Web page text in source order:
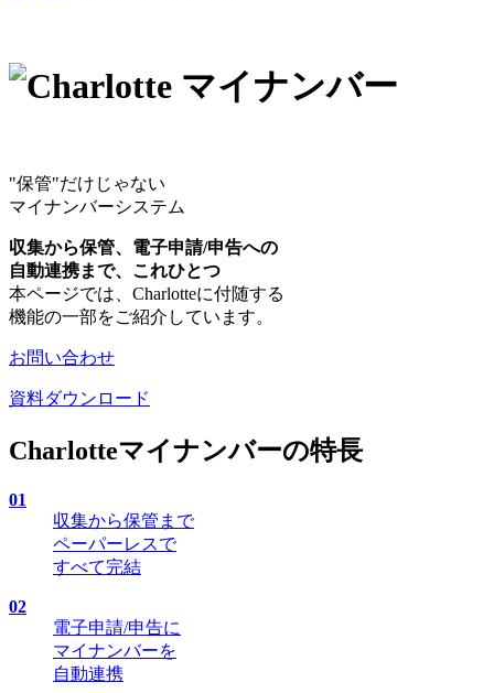
"保管"だけじゃない
マイナンバーシステム
収集から保管、電子申請/申告への
自動連携まで、これひとつ
本ページでは、Charlotteに付随する
機能の一部をご紹介しています。
お問い合わせ
資料ダウンロード
Charlotteマイナンバーの特長
01
収集から保管まで
ペーパーレスで
すべて完結
02
電子申請/申告に
マイナンバーを
自動連携